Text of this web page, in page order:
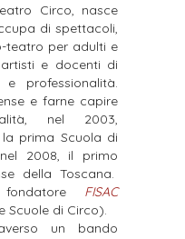
Circo, nasce
di spettacoli,
teatro per adulti e
e docenti di
professionalità.
e farne capire
nel 2003,
la prima Scuola di
2008, il primo
della Toscana.
FISAC
Scuole di Circo).
un bando